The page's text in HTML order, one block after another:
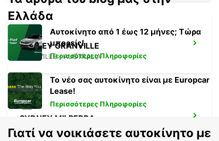
SYDNEY GRANVILLE
GRANVILLE - AUSTRALIA
SYDNEY MILPERRA
MILPERRA - AUSTRALIA
Ελλάδα
Αυτοκίνητο από 1 έως 12 μήνες; Τώρα
μπορείς!
Περισσότερες Πληροφορίες
Το νέο σας αυτοκίνητο είναι με Europcar
Lease!
Περισσότερες Πληροφορίες
Γιατί να νοικιάσετε αυτοκίνητο με